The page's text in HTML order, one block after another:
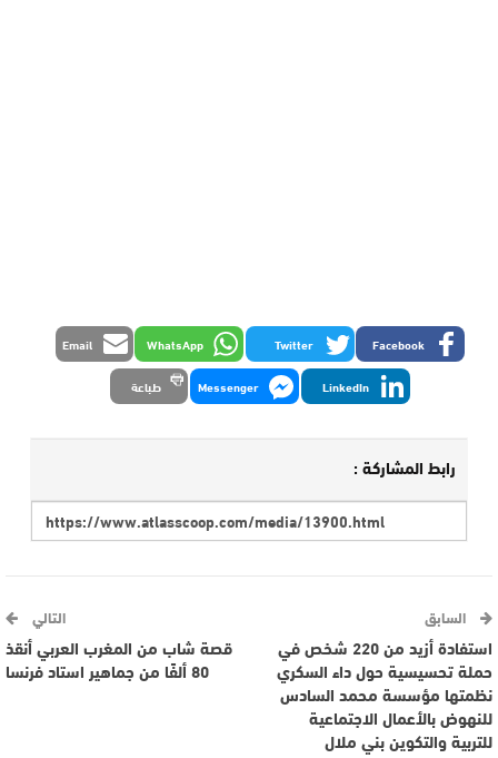
Facebook
Twitter
WhatsApp
Email
LinkedIn
Messenger طباعة
رابط المشاركة :
السابق
استفادة أزيد من 220 شخص في
حملة تحسيسية حول داء السكري
نظمتها مؤسسة محمد السادس
للنهوض بالأعمال الاجتماعية
للتربية والتكوين بني ملال
التالي
قصة شاب من المغرب العربي أنقذ
80 ألفًا من جماهير استاد فرنسا